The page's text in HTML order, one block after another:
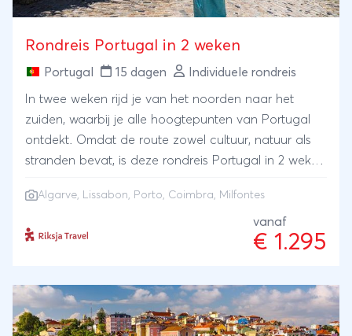
Rondreis Portugal in 2 weken
Portugal 15 dagen Individuele rondreis
In twee weken rijd je van het noorden naar het
zuiden, waarbij je alle hoogtepunten van Portugal
ontdekt. Omdat de route zowel cultuur, natuur als
stranden bevat, is deze rondreis Portugal in 2 weken
Lissabon en Coimbra komen aan bod waar je
cultuur snuift, smult van lokale lekkernijen en mooie
straatjes ontdekt. In Milfontes en langs de Algarve
reis ontspannen afsluit.
Algarve, Lissabon, Porto, Coimbra, Milfontes
vanaf
€ 1.295